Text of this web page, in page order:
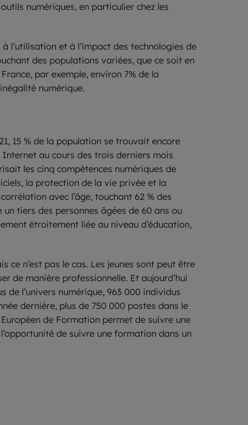
numériques, en particulier chez les
l’utilisation et à l’impact des technologies de
des populations variées, que ce soit en
par exemple, environ 7% de la
numérique.
15 % de la population se trouvait encore
Internet au cours des trois derniers mois
les cinq compétences numériques de
la protection de la vie privée et la
avec l’âge, touchant 62 % des
tiers des personnes âgées de 60 ans ou
étroitement liée au niveau d’éducation,
ce n’est pas le cas. Les jeunes sont peut être
de manière professionnelle. Et aujourd’hui
de l’univers numérique, 963 000 individus
dernière, plus de 750 000 postes dans le
de Formation permet de suivre une
de suivre une formation dans un